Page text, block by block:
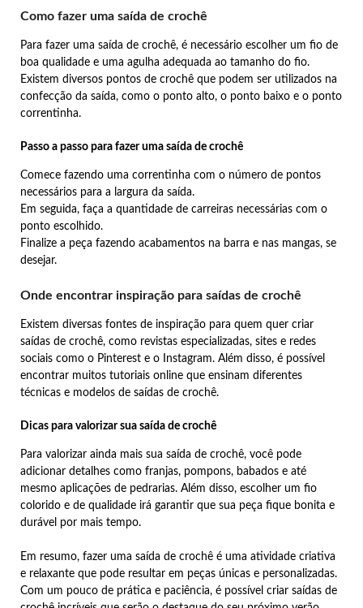
Como fazer uma saída de crochê
Para fazer uma saída de crochê, é necessário escolher um fio de
boa qualidade e uma agulha adequada ao tamanho do fio.
Existem diversos pontos de crochê que podem ser utilizados na
confecção da saída, como o ponto alto, o ponto baixo e o ponto
correntinha.
Passo a passo para fazer uma saída de crochê
Comece fazendo uma correntinha com o número de pontos
necessários para a largura da saída.
Em seguida, faça a quantidade de carreiras necessárias com o
ponto escolhido.
Finalize a peça fazendo acabamentos na barra e nas mangas, se
desejar.
Onde encontrar inspiração para saídas de crochê
Existem diversas fontes de inspiração para quem quer criar
saídas de crochê, como revistas especializadas, sites e redes
sociais como o Pinterest e o Instagram. Além disso, é possível
encontrar muitos tutoriais online que ensinam diferentes
técnicas e modelos de saídas de crochê.
Dicas para valorizar sua saída de crochê
Para valorizar ainda mais sua saída de crochê, você pode
adicionar detalhes como franjas, pompons, babados e até
mesmo aplicações de pedrarias. Além disso, escolher um fio
colorido e de qualidade irá garantir que sua peça fique bonita e
durável por mais tempo.
Em resumo, fazer uma saída de crochê é uma atividade criativa
e relaxante que pode resultar em peças únicas e personalizadas.
Com um pouco de prática e paciência, é possível criar saídas de